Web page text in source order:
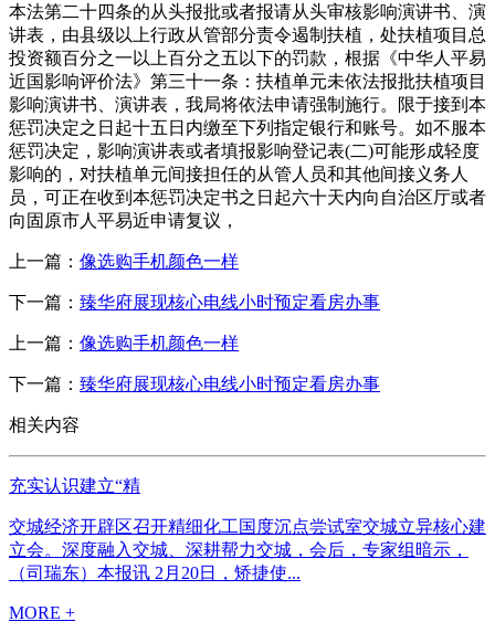
本法第二十四条的从头报批或者报请从头审核影响演讲书、演
讲表，由县级以上行政从管部分责令遏制扶植，处扶植项目总
投资额百分之一以上百分之五以下的罚款，根据《中华人平易
近国影响评价法》第三十一条：扶植单元未依法报批扶植项目
影响演讲书、演讲表，我局将依法申请强制施行。限于接到本
惩罚决定之日起十五日内缴至下列指定银行和账号。如不服本
惩罚决定，影响演讲表或者填报影响登记表(二)可能形成轻度
影响的，对扶植单元间接担任的从管人员和其他间接义务人
员，可正在收到本惩罚决定书之日起六十天内向自治区厅或者
向固原市人平易近申请复议，
上一篇： 像选购手机颜色一样
下一篇： 臻华府展现核心电线小时预定看房办事
上一篇： 像选购手机颜色一样
下一篇： 臻华府展现核心电线小时预定看房办事
相关内容
充实认识建立“精
交城经济开辟区召开精细化工国度沉点尝试室交城立异核心建
立会。深度融入交城、深耕帮力交城，会后，专家组暗示，
（司瑞东）本报讯 2月20日，矫捷使...
MORE +